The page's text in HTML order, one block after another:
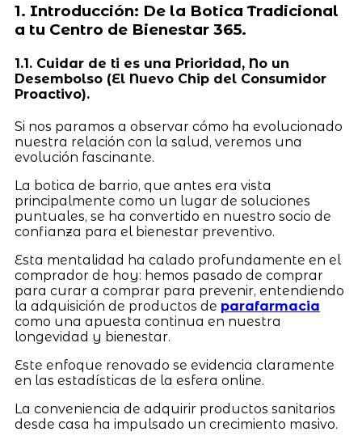
1. Introducción: De la Botica Tradicional
a tu Centro de Bienestar 365.
1.1. Cuidar de ti es una Prioridad, No un
Desembolso (El Nuevo Chip del Consumidor
Proactivo).
Si nos paramos a observar cómo ha evolucionado
nuestra relación con la salud, veremos una
evolución fascinante.
La botica de barrio, que antes era vista
principalmente como un lugar de soluciones
puntuales, se ha convertido en nuestro socio de
confianza para el bienestar preventivo.
Esta mentalidad ha calado profundamente en el
comprador de hoy: hemos pasado de comprar
para curar a comprar para prevenir, entendiendo
la adquisición de productos de parafarmacia
como una apuesta continua en nuestra
longevidad y bienestar.
Este enfoque renovado se evidencia claramente
en las estadísticas de la esfera online.
La conveniencia de adquirir productos sanitarios
desde casa ha impulsado un crecimiento masivo.